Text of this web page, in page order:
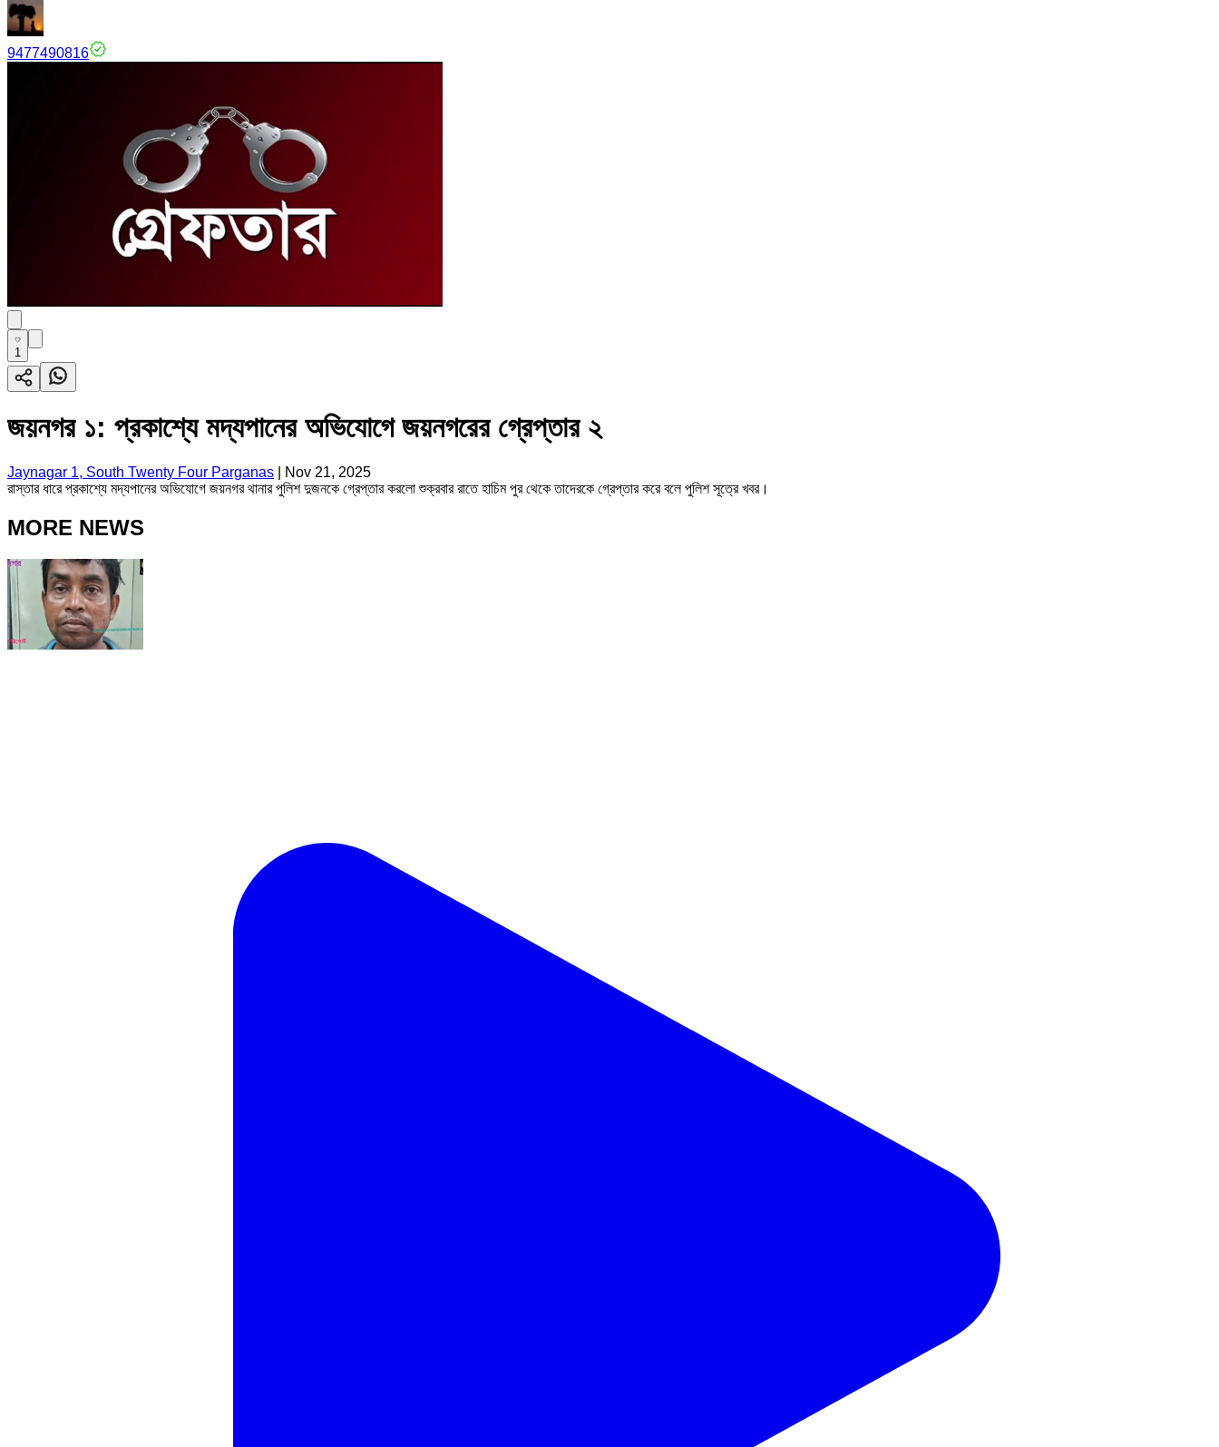
9477490816
1
জয়নগর ১: প্রকাশ্যে মদ্যপানের অভিযোগে জয়নগরের গ্রেপ্তার ২
Jaynagar 1, South Twenty Four Parganas
Nov 21, 2025
রাস্তার ধারে প্রকাশ্যে মদ্যপানের অভিযোগে জয়নগর থানার পুলিশ দুজনকে গ্রেপ্তার করলো শুক্রবার রাতে হাচিম পুর থেকে তাদেরকে গ্রেপ্তার করে বলে পুলিশ সূত্রে খবর।
MORE NEWS